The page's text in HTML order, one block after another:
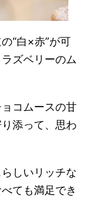
“白×赤”が可
ズベリーのム
コムースの甘
添って、思わ
しいリッチな
ても満足でき